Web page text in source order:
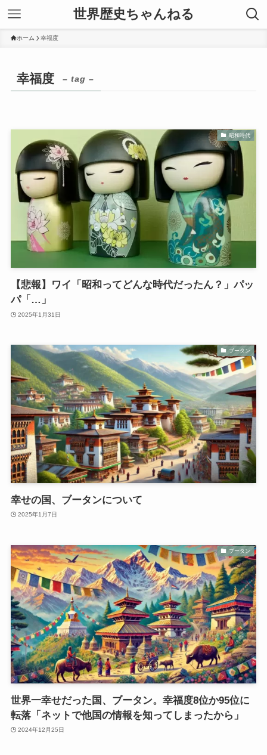
世界歴史ちゃんねる
ホーム 幸福度
幸福度 – tag –
昭和時代
【悲報】ワイ「昭和ってどんな時代だったん？」パッ
パ「…」
2025年1月31日
ブータン
幸せの国、ブータンについて
2025年1月7日
ブータン
世界一幸せだった国、ブータン。幸福度8位か95位に
転落「ネットで他国の情報を知ってしまったから」
2024年12月25日